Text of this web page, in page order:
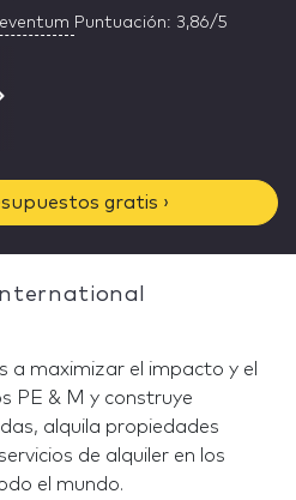
Puntuación: 3,86/5
gratis ›
a maximizar el impacto y el
PE & M y construye
alquila propiedades
de alquiler en los
el mundo.